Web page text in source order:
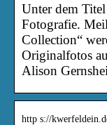
Unter dem
Fotografie.
Collection“
Originalfotos
Alison
http s://